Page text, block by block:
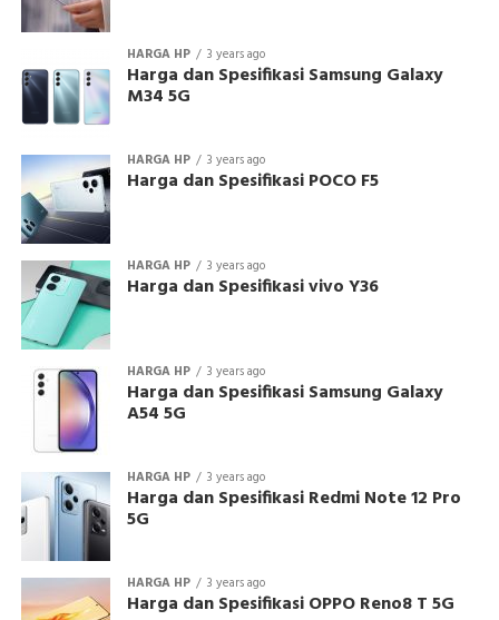
HARGA HP 3 years ago
Harga dan Spesifikasi Samsung Galaxy
M34 5G
HARGA HP 3 years ago
Harga dan Spesifikasi POCO F5
HARGA HP 3 years ago
Harga dan Spesifikasi vivo Y36
HARGA HP 3 years ago
Harga dan Spesifikasi Samsung Galaxy
A54 5G
HARGA HP 3 years ago
Harga dan Spesifikasi Redmi Note 12 Pro
5G
HARGA HP 3 years ago
Harga dan Spesifikasi OPPO Reno8 T 5G